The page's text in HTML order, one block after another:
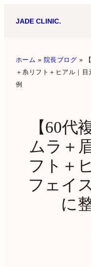
JADE CLINIC.
ホーム » 院長ブログ »
＋糸リフト＋ヒアル｜
例
【60代
ムラ＋
フト＋
フェイ
に